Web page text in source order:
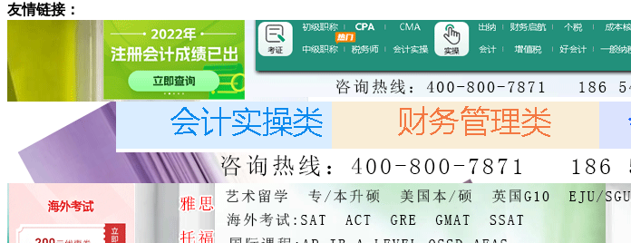
友情链接：